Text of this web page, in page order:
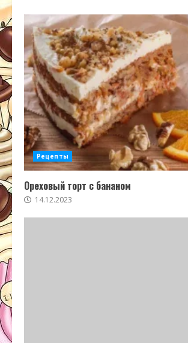
Рецепты
Ореховый торт с бананом
14.12.2023